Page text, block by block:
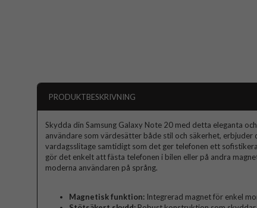
PRODUKTBESKRIVNING
Skydda din Samsung Galaxy Note 20 med detta eleganta
användare som värdesätter både stil och säkerhet,
vardagsslitage samtidigt som det ger telefonen ett
gör det enkelt att fästa telefonen i bilen eller på andra
moderna användaren på språng.
Magnetisk funktion: Integrerad magnet för enkel